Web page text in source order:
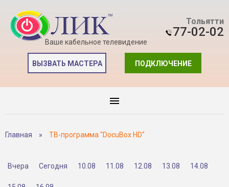
Ваше кабельное телевидение
Тольятти
77-02-02
ПОДКЛЮЧЕНИЕ
ВЫЗВАТЬ МАСТЕРА
Главная » ТВ-программа "DocuBox HD"
Вчера Сегодня 10.08 11.08 12.08 13.08 14.08